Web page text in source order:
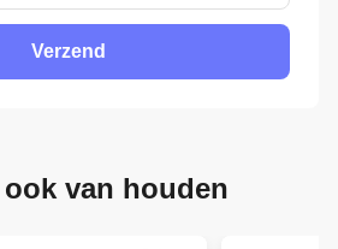
Verzend
ook van houden